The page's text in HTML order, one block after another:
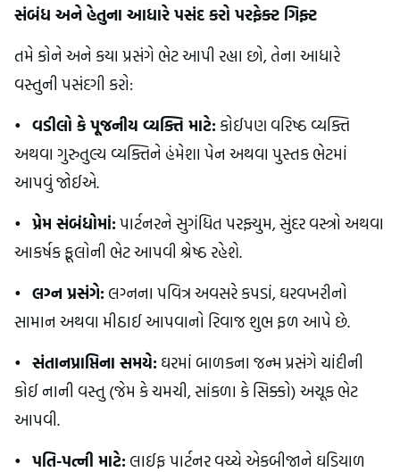
સંબંધ અને હેતુના આધારે પસંદ કરો પરફેક્ટ ગિફ્ટ
તમે કોને અને કયા પ્રસંગે ભેટ આપી રહ્યા છો, તેના આધારે
વસ્તુની પસંદગી કરો:
• વડીલો કે પૂજનીય વ્યક્તિ માટે:કોઈપણ વરિષ્ઠ વ્યક્તિ
અથવા ગુરુતુલ્ય વ્યક્તિને હંમેશા પેન અથવા પુસ્તક ભેટમાં
આપવું જોઈએ.
• પ્રેમ સંબંધોમાં:પાર્ટનરને સુગંધિત પરફ્યુમ, સુંદર વસ્ત્રો અથવા
આકર્ષક ફૂલોની ભેટ આપવી શ્રેષ્ઠ રહેશે.
• લગ્ન પ્રસંગે:લગ્નના પવિત્ર અવસરે કપડાં, ઘરવખરીનો
સામાન અથવા મીઠાઈ આપવાનો રિવાજ શુભ ફળ આપે છે.
• સંતાનપ્રાપ્તિના સમયે:ઘરમાં બાળકના જન્મ પ્રસંગે ચાંદીની
કોઈ નાની વસ્તુ (જેમ કે ચમચી, સાંકળા કે સિક્કો) અચૂક ભેટ
આપવી.
• પતિ-પત્ની માટે:લાઈફ પાર્ટનર વચ્ચે એકબીજાને ઘડિયાળ